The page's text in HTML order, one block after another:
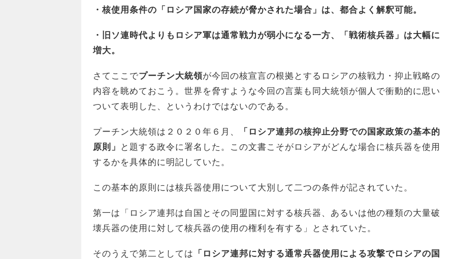
・核使用条件の「ロシア国家の存続が脅かされた場合」は、都合よく解釈可能。
・旧ソ連時代よりもロシア軍は通常戦力が弱小になる一方、「戦術核兵器」は大幅に
増大。
さてここでプーチン大統領が今回の核宣言の根拠とするロシアの核戦力・抑止戦略の
内容を眺めておこう。世界を脅すような今回の言葉も同大統領が個人で衝動的に思い
ついて表明した、というわけではないのである。
プーチン大統領は２０２０年６月、
「ロシア連邦の核抑止分野での国家政策の基本的
原則」
と題する政令に署名した。この文書こそがロシアがどんな場合に核兵器を使用
するかを具体的に明記していた。
この基本的原則には核兵器使用について大別して二つの条件が記されていた。
第一は「ロシア連邦は自国とその同盟国に対する核兵器、あるいは他の種類の大量破
壊兵器の使用に対して核兵器の使用の権利を有する」とされていた。
そのうえで第二としては
「ロシア連邦に対する通常兵器使用による攻撃でロシアの国